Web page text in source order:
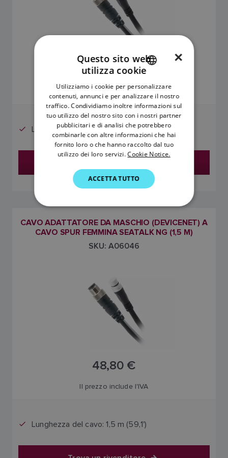
61,00 €
Il prezzo include l'IVA
Lunghezza del cavo: 1,0 m (39,4')
CAVO ADATTATORE DA MASCHIO (DEVICENET) A
CAVO SPUR FEMMINA SEATALK NG (1,5 M)
SKU: A06046
48,80 €
Il prezzo include l'IVA
Lunghezza del cavo: 1,5 m (59,1')
ENGLISH
FRENCH
DANISH
ITALIAN
SWEDISH
DUTCH
FINNISH
×
Questo sito web
utilizza cookie
Utilizziamo i cookie per personalizzare
contenuti, annunci e per analizzare il nostro
traffico. Condividiamo inoltre informazioni sul
tuo utilizzo del nostro sito con i nostri partner
pubblicitari e di analisi che potrebbero
combinarle con altre informazioni che hai
fornito loro o che hanno raccolto dal tuo
utilizzo dei loro servizi. Cookie Notice.
ACCETTA TUTTO